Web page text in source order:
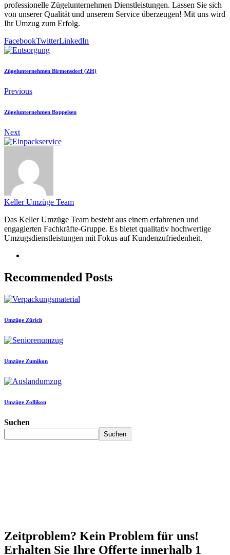
professionelle Zügelunternehmen Dienstleistungen. Lassen Sie sich
von unserer Qualität und unserem Service überzeugen! Mit uns wird
Ihr Umzug zum Erfolg.
FacebookTwitterLinkedIn
Zügelunternehmen Birmensdorf (ZH)
Previous
Zügelunternehmen Boppelsen
Next
Keller Umzüge Team
Das Keller Umzüge Team besteht aus einem erfahrenen und
engagierten Fachkräfte-Gruppe. Es bietet qualitativ hochwertige
Umzugsdienstleistungen mit Fokus auf Kundenzufriedenheit.
Recommended Posts
Umzüge Zürich
Umzüge Zumikon
Umzüge Zollikon
Suchen
Suchen
Zeitproblem? Kein Problem für uns!
Erhalten Sie Ihre Offerte innerhalb 1